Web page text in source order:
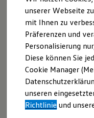
springen
springenENERGY
Nutzfahrzeuge
SUV und CUV
Familienautos
Kombis
Kompaktwagen
Sportwagen
Schnell verfügbare
Angebote und
Aktuelle
E-Auto-
Volkswagen
unserer Webseite
mit Ihnen zu
Präferenzen und
Personalisierung
Diese können Sie
Cookie Manager
unseren
Richtlinie und